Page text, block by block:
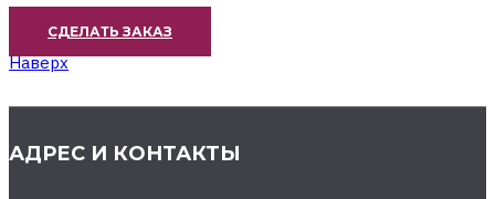
СДЕЛАТЬ ЗАКАЗ
Наверх
АДРЕС И КОНТАКТЫ